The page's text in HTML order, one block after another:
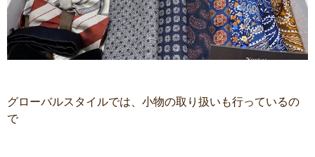
グローバルスタイルでは、小物の取り扱いも行っているの
で